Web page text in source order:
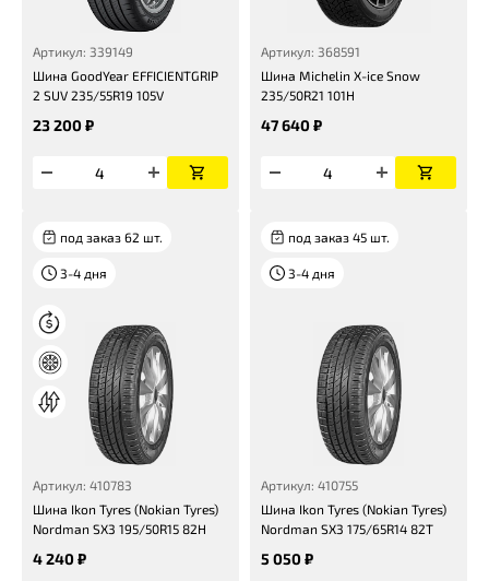
Артикул: 339149
Шина GoodYear EFFICIENTGRIP
2 SUV 235/55R19 105V
23 200 ₽
Артикул: 368591
Шина Michelin X-ice Snow
235/50R21 101H
47 640 ₽
под заказ 62 шт.
3-4 дня
Артикул: 410783
Шина Ikon Tyres (Nokian Tyres)
Nordman SX3 195/50R15 82H
4 240 ₽
под заказ 45 шт.
3-4 дня
Артикул: 410755
Шина Ikon Tyres (Nokian Tyres)
Nordman SX3 175/65R14 82T
5 050 ₽